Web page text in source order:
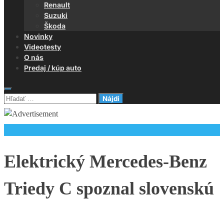
Renault
Suzuki
Škoda
Novinky
Videotesty
O nás
Predaj / kúp auto
Hľadať:
Elektrický Mercedes-Benz
Triedy C spoznal slovenskú